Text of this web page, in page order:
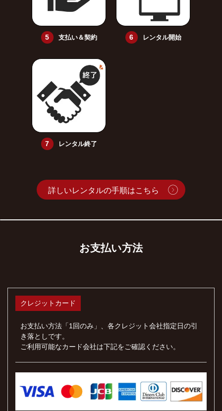
支払い＆契約 レンタル開始
レンタル終了
詳しいレンタルの手順はこちら
お支払い方法
クレジットカード
お支払い方法「1回のみ」、各クレジット会社指定日の引
き落としです。
ご利用可能なカード会社は下記をご確認ください。